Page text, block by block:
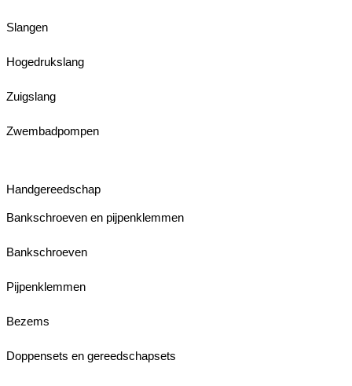
Slangen
Hogedrukslang
Zuigslang
Zwembadpompen
Handgereedschap
Bankschroeven en pijpenklemmen
Bankschroeven
Pijpenklemmen
Bezems
Doppensets en gereedschapsets